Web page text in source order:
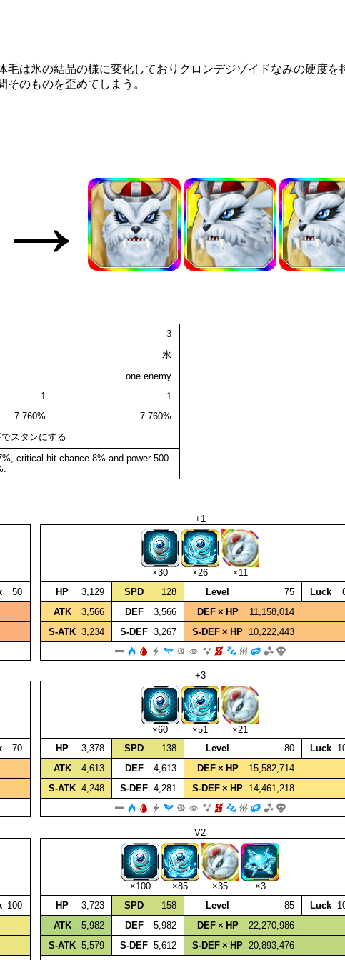
は氷の結晶の様に変化しておりクロンデジゾイドなみの硬度
そのものを歪めてしまう。
→
3
水
one enemy
1
1
7.760%
7.760%
スタンにする
critical hit chance 8% and power 500.
50
+1
×30 ×26
×11
HP
3,129 SPD 128 Level 75 Luck
ATK
3,566 DEF 3,566 DEF × HP
11,158,014
S‑ATK 3,234 S‑DEF 3,267 S‑DEF × HP 10,222,443
70
+3
×60 ×51
×21
HP
3,378 SPD 138 Level 80 Luck
ATK
4,613 DEF 4,613 DEF × HP
15,582,714
S‑ATK 4,248 S‑DEF 4,281 S‑DEF × HP 14,461,218
100
V2
×100 ×85 ×35
×3
HP
3,723 SPD 158 Level 85 Luck
ATK
5,982 DEF 5,982 DEF × HP
22,270,986
S‑ATK 5,579 S‑DEF 5,612 S‑DEF × HP 20,893,476